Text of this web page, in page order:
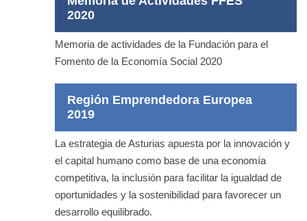
2020
Memoria de actividades de la Fundación para el
Fomento de la Economía Social 2020
Región Emprendedora Europea
2019
La estrategia de Asturias apuesta por la innovación y
el capital humano como base de una economía
competitiva, la inclusión para facilitar la igualdad de
oportunidades y la sostenibilidad para favorecer un
desarrollo equilibrado.